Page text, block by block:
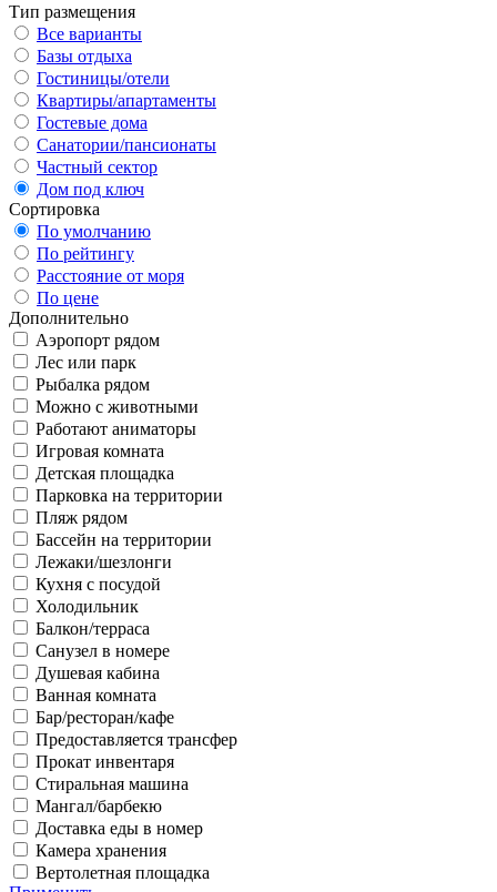
Тип размещения
Все варианты
Базы отдыха
Гостиницы/отели
Квартиры/апартаменты
Гостевые дома
Санатории/пансионаты
Частный сектор
Дом под ключ
Сортировка
По умолчанию
По рейтингу
Расстояние от моря
По цене
Дополнительно
Аэропорт рядом
Лес или парк
Рыбалка рядом
Можно с животными
Работают аниматоры
Игровая комната
Детская площадка
Парковка на территории
Пляж рядом
Бассейн на территории
Лежаки/шезлонги
Кухня с посудой
Холодильник
Балкон/терраса
Санузел в номере
Душевая кабина
Ванная комната
Бар/ресторан/кафе
Предоставляется трансфер
Прокат инвентаря
Стиральная машина
Мангал/барбекю
Доставка еды в номер
Камера хранения
Вертолетная площадка